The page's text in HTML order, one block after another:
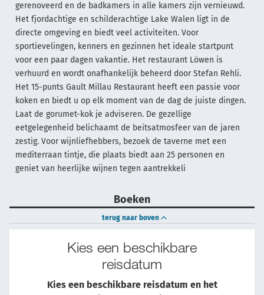
gerenoveerd en de badkamers in alle kamers zijn vernieuwd.
Het fjordachtige en schilderachtige Lake Walen ligt in de
directe omgeving en biedt veel activiteiten. Voor
sportievelingen, kenners en gezinnen het ideale startpunt
voor een paar dagen vakantie. Het restaurant Löwen is
verhuurd en wordt onafhankelijk beheerd door Stefan Rehli.
Het 15-punts Gault Millau Restaurant heeft een passie voor
koken en biedt u op elk moment van de dag de juiste dingen.
Laat de gorumet-kok je adviseren. De gezellige
eetgelegenheid belichaamt de beitsatmosfeer van de jaren
zestig. Voor wijnliefhebbers, bezoek de taverne met een
mediterraan tintje, die plaats biedt aan 25 personen en
geniet van heerlijke wijnen tegen aantrekkeli
Boeken
terug naar boven
Kies een beschikbare
reisdatum
Kies een beschikbare reisdatum en het